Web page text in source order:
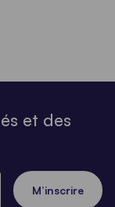
et des
M’inscrire